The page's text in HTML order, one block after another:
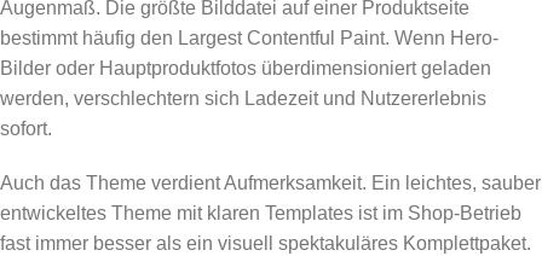
Augenmaß. Die größte Bilddatei auf einer Produktseite
bestimmt häufig den Largest Contentful Paint. Wenn Hero-
Bilder oder Hauptproduktfotos überdimensioniert geladen
werden, verschlechtern sich Ladezeit und Nutzererlebnis
sofort.
Auch das Theme verdient Aufmerksamkeit. Ein leichtes, sauber
entwickeltes Theme mit klaren Templates ist im Shop-Betrieb
fast immer besser als ein visuell spektakuläres Komplettpaket.